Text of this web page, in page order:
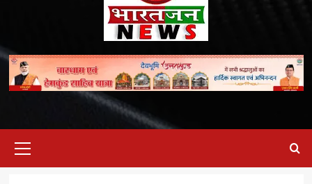
Menu